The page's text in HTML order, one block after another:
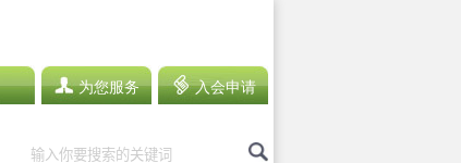
为您服务 入会申请